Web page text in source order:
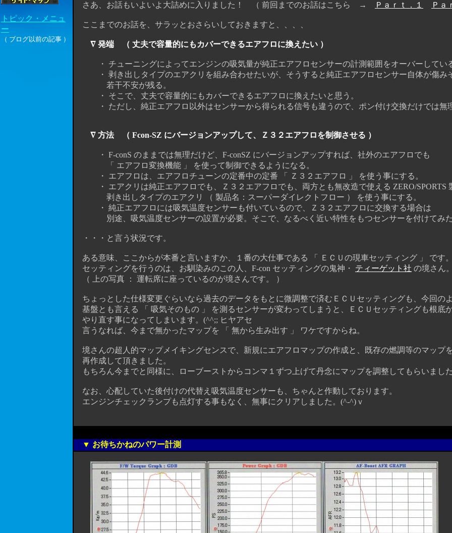
さあ、お話もいよいよ大詰めに入りました！ （ 前回までのお話はこちら → Ｐａｒｔ．１ Ｐａ
ここまでのお話を、サラッとおさらいしておきますと、、、、
∇ 発端 （ 丈夫で容量的にもカバーできるエアフロに換えたい ）
・ チューニングによってエンジンの吸気量が純正エアフロセンサーの計測範囲をオーバーしてい
・ 剥き出しタイプのエアクリを組み合わせたいが、そうすると純正エアフロセンサー自体が傷み
若干不安が残る。
・ そこで、丈夫で容量的にもカバーできるエアフロに換えたいと思う。
・ ただし、純正エアフロ以外はセンサーから得られる信号も違うので、ポン付け交換だけでは無
∇ 方法 （ Fcon-SZ にバージョンアップして、Ｚ３２エアフロを制御させる ）
・ F-conS のままでは無理だけど、F-conSZ にバージョンアップすれば、社外のエアフロでも
「 エアフロ変換機能 」 を使って制御できるようになる。
・ エアフロは、エアフロチューンの定番中の定番 「 Ｚ３２エアフロ 」 を使う事にする。
・ エアクリは純正エアフロでも、Ｚ３２エアフロでも、両方とも無改造で使える ZERO/SPORTS
剥き出しタイプのエアクリ （ 製品名：スーパーダイレクトフロー ） を使う事にする。
・ 純正エアフロには吸気温度センサーも付いているので、Ｚ３２エアフロに交換する場合は
別途、吸気温度センサーの設置が必要。そこで、なるべく近い特性をもつセンサーを付けてみた
・・・と言う状況です。
ある意味、ここからが本番と言いますか、１番の大仕事である 「 ＥＣＵの現車セッティング 」 です。
セッティングを行うのは、お馴染みのこの人、F-con セッティングの鬼神・ ティーゲット社 の境さん。
（ 上の写真 ： 運転席に座っているのが境さんです。 ）
ちょっとした仕様変更ぐらいなら過去のデータをもとに微調整で済むＥＣＵセッティングも、今回の
基盤とも言える 「 吸気そのもの 」 を測るセンサーが変わってしまうと、ＥＣＵセッティングも根底
やり直す事になってしまいます。(^^;; ヒヤアセ
言うなれば、今まで無かったマップを 「 無から生み出す 」 ワケですからね。
境さんの超人的マップメイキングセンスで、新規にエアフロマップの作成と、既存の燃調等のマップを
再作成して頂きました。
もちろん今までと同様に、ローブーストからコンマ１ずつ上げて丹念にマップを調整してもらいました
なお、心配していた後付けの代替え吸気温度センサーも、ちゃんと作動しております。
エンジンチェックランプも点灯する事もなく、無事にクリアしました。(^-^)ｖ
▼ お待ちかねのパワー計測